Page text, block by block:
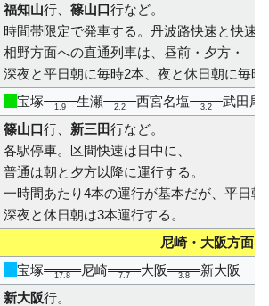
福知山行、篠山口行など。
時間帯限定で発車する。丹波路快速と快速
相野方面への直通列車は、昼前・夕方・
深夜と平日朝に毎時2本、夜と休日朝に毎時
宝塚 1.9生瀬 2.2 西宮名塩 3.2武田尾
篠山口行、 新三田行など。
各駅停車。区間快速は日中に、
普通は朝と夕方以降に運行する。
一時間あたり4本の運行が基本だが、平日朝
深夜と休日朝は3本運行する。
尼崎・大阪方面
宝塚 17.8尼崎 7.7 大阪 3.8新大阪
新大阪行。